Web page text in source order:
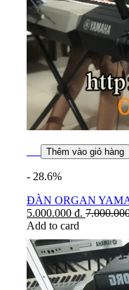
Thêm vào giỏ hàng
- 28.6%
ĐÀN ORGAN
5.000.000 đ.
Add to card